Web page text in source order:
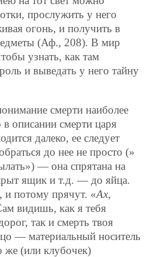
прослужить у него
огонь, и получить в
(Аф., 208). В мир
узнать, как там
и выведать у него тайну
смерти наиболее
в описании смерти царя
далеко, ее следует
до нее не просто (»
— она спрятана на
ящик и т.д. — до яйца.
и потому прячут. «Ах,
видишь, как я тебя
так и смерть твоя
— материальный носитель
(или клубочек)